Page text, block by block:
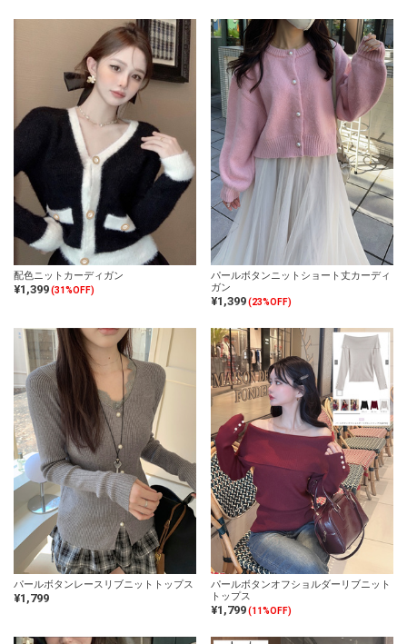
配色ニットカーディガン
¥1,399(31%OFF)
パールボタンニットショート丈カーディ
ガン
¥1,399(23%OFF)
パールボタンレースリブニットトップス
¥1,799
パールボタンオフショルダーリブニット
トップス
¥1,799(11%OFF)